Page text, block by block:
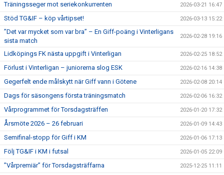
Träningsseger mot seriekonkurrenten 2026-03-21 16:47
Stöd TG&IF – köp vårtipset! 2026-03-13 15:22
”Det var mycket som var bra” – En Giff-poäng i Vinterligans
sista match
2026-02-28 19:16
Lidköpings FK nästa uppgift i Vinterligan 2026-02-25 18:52
Förlust i Vinterligan – juniorerna slog ESK 2026-02-16 14:38
Gegerfelt ende målskytt när Giff vann i Götene 2026-02-08 20:14
Dags för säsongens första träningsmatch 2026-02-06 16:32
Vårprogrammet för Torsdagsträffen 2026-01-20 17:32
Årsmöte 2026 – 26 februari 2026-01-09 14:43
Semifinal-stopp för Giff i KM 2026-01-06 17:13
Följ TG&IF i KM i futsal 2026-01-05 22:09
”Vårpremiär” för Torsdagsträffarna 2025-12-25 11:11